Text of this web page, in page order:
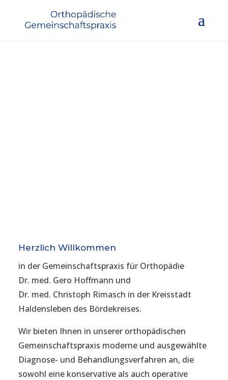
Herzlich Willkommen
in der Gemeinschaftspraxis für Orthopädie
Dr. med. Gero Hoffmann und
Dr. med. Christoph Rimasch in der Kreisstadt
Haldensleben des Bördekreises.
Wir bieten Ihnen in unserer orthopädischen
Gemeinschaftspraxis moderne und ausgewählte
Diagnose- und Behandlungsverfahren an, die
sowohl eine konservative als auch operative